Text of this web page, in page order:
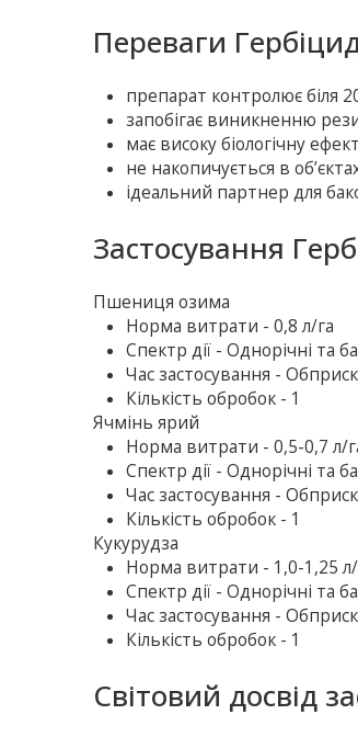
Переваги
препарат контролює біля
запобігає виникненню
має високу біологічну
не накопичується в
ідеальний партнер для
Застосування
Пшениця озима
Норма витрати - 0,8 л/га
Спектр дії - Однорічні та
Час застосування -
Кількість обробок - 1
Ячмінь ярий
Норма витрати - 0,5-0,7 л/
Спектр дії - Однорічні та
Час застосування -
Кількість обробок - 1
Кукурудза
Норма витрати - 1,0-1,25 л/
Спектр дії - Однорічні та
Час застосування -
Кількість обробок - 1
Світовий досвід